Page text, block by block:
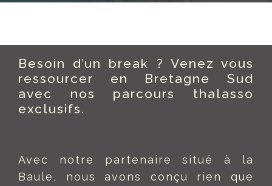
Besoin d’un break ? Venez vous
ressourcer en Bretagne Sud
avec nos parcours thalasso
exclusifs.
Avec notre partenaire situé à la
Baule, nous avons conçu rien que